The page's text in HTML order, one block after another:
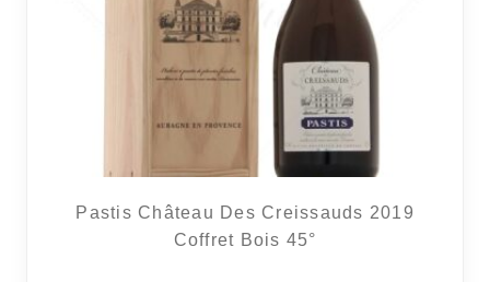
Pastis Château Des Creissauds 2019
Coffret Bois 45°